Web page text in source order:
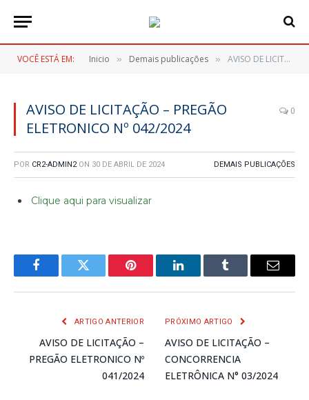
VOCÊ ESTÁ EM: Inicio » Demais publicações » AVISO DE LICITAÇÃO – PREGÃO ELETRONICO Nº 042/2024
AVISO DE LICITAÇÃO – PREGÃO
ELETRONICO Nº 042/2024
0
POR CR2-ADMIN2 ON 30 DE ABRIL DE 2024 DEMAIS PUBLICAÇÕES
Clique aqui para visualizar
FacebookTwitter Pinterest LinkedInTumblr
E-
ARTIGO ANTERIOR
AVISO DE LICITAÇÃO –
PREGÃO ELETRONICO Nº
041/2024
PRÓXIMO ARTIGO
AVISO DE LICITAÇÃO –
CONCORRENCIA
ELETRÔNICA N° 03/2024